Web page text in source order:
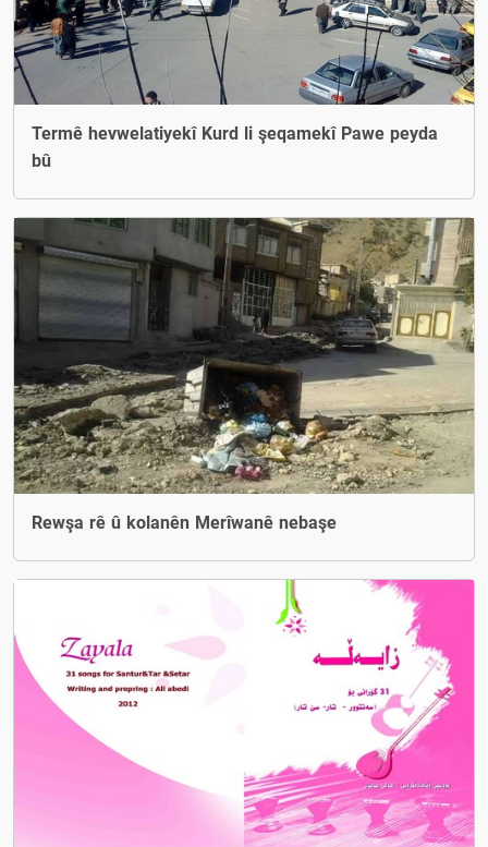
Termê hevwelatiyekî Kurd li şeqamekî Pawe peyda
bû
Rewşa rê û kolanên Merîwanê nebaşe